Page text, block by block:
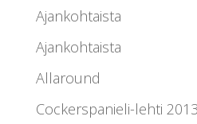
Ajankohtaista
Ajankohtaista
Allaround
Cockerspanieli-lehti 2013